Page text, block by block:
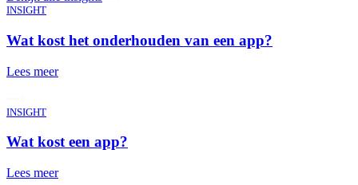
INSIGHT
Wat kost het onderhouden van een app?
Lees meer
INSIGHT
Wat kost een app?
Lees meer